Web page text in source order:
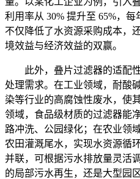
利用率从 30% 提升至 65%，每
不仅降低了水资源采购成本，
境效益与经济效益的双赢。
此外，叠片过滤器的适配
处理需求。在工业领域，耐酸
染等行业的高腐蚀性废水，使
领域，食品级材质的过滤器能
路冲洗、公园绿化；在农业领
农田灌溉尾水，实现水资源循
并联，可根据污水排放量灵活
的局部污水再生，还是大型园